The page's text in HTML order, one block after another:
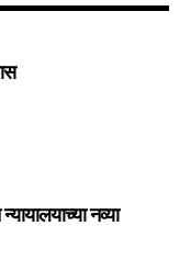
नव्या